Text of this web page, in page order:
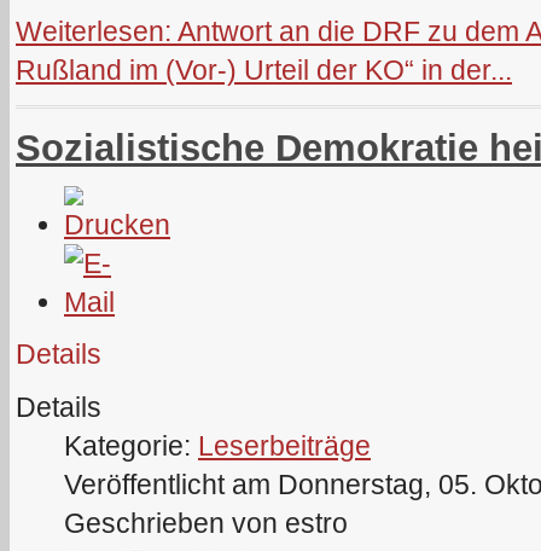
Weiterlesen: Antwort an die DRF zu dem
Rußland im (Vor-) Urteil der KO“ in der...
Sozialistische Demokratie
Details
Details
Kategorie: Leserbeiträge
Veröffentlicht am Donnerstag, 05.
Geschrieben von estro